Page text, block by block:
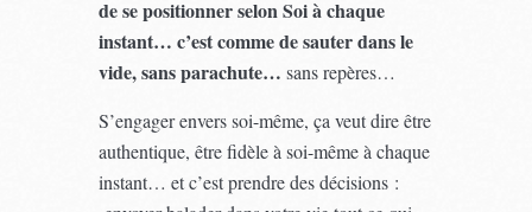
de se positionner selon Soi à chaque
instant… c’est comme de sauter dans le
vide, sans parachute… sans repères…
S’engager envers soi-même, ça veut dire être
authentique, être fidèle à soi-même à chaque
instant… et c’est prendre des décisions :